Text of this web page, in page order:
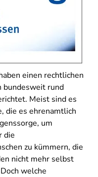
einen rechtlichen
bundesweit rund
Meist sind es
die es ehrenamtlich
um
die
zu kümmern, die
nicht mehr selbst
welche